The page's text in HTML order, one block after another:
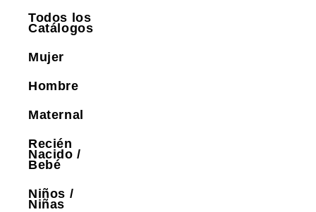
Todos los
Catálogos
Mujer
Hombre
Maternal
Recién
Nacido /
Bebé
Niños /
Niñas